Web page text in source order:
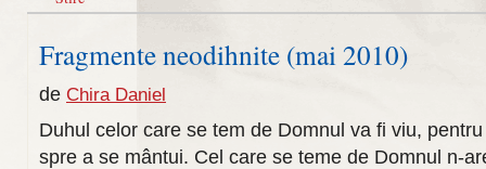
Fragmente neodihnite (mai 2010)
de Chira Daniel
Duhul celor care se tem de Domnul va fi viu,
spre a se mântui. Cel care se teme de Domnul n-